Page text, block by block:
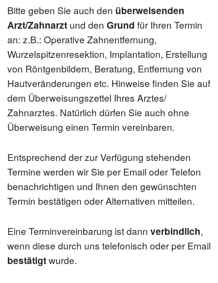
Bitte geben Sie auch den überweisenden
Arzt/Zahnarzt und den Grund für Ihren Termin
an: z.B.: Operative Zahnentfernung,
Wurzelspitzenresektion, Implantation, Erstellung
von Röntgenbildern, Beratung, Entfernung von
Hautveränderungen etc. Hinweise finden Sie auf
dem Überweisungszettel Ihres Arztes/
Zahnarztes. Natürlich dürfen Sie auch ohne
Überweisung einen Termin vereinbaren.
Entsprechend der zur Verfügung stehenden
Termine werden wir Sie per Email oder Telefon
benachrichtigen und Ihnen den gewünschten
Termin bestätigen oder Alternativen mitteilen.
Eine Terminvereinbarung ist dann verbindlich,
wenn diese durch uns telefonisch oder per Email
bestätigtwurde.